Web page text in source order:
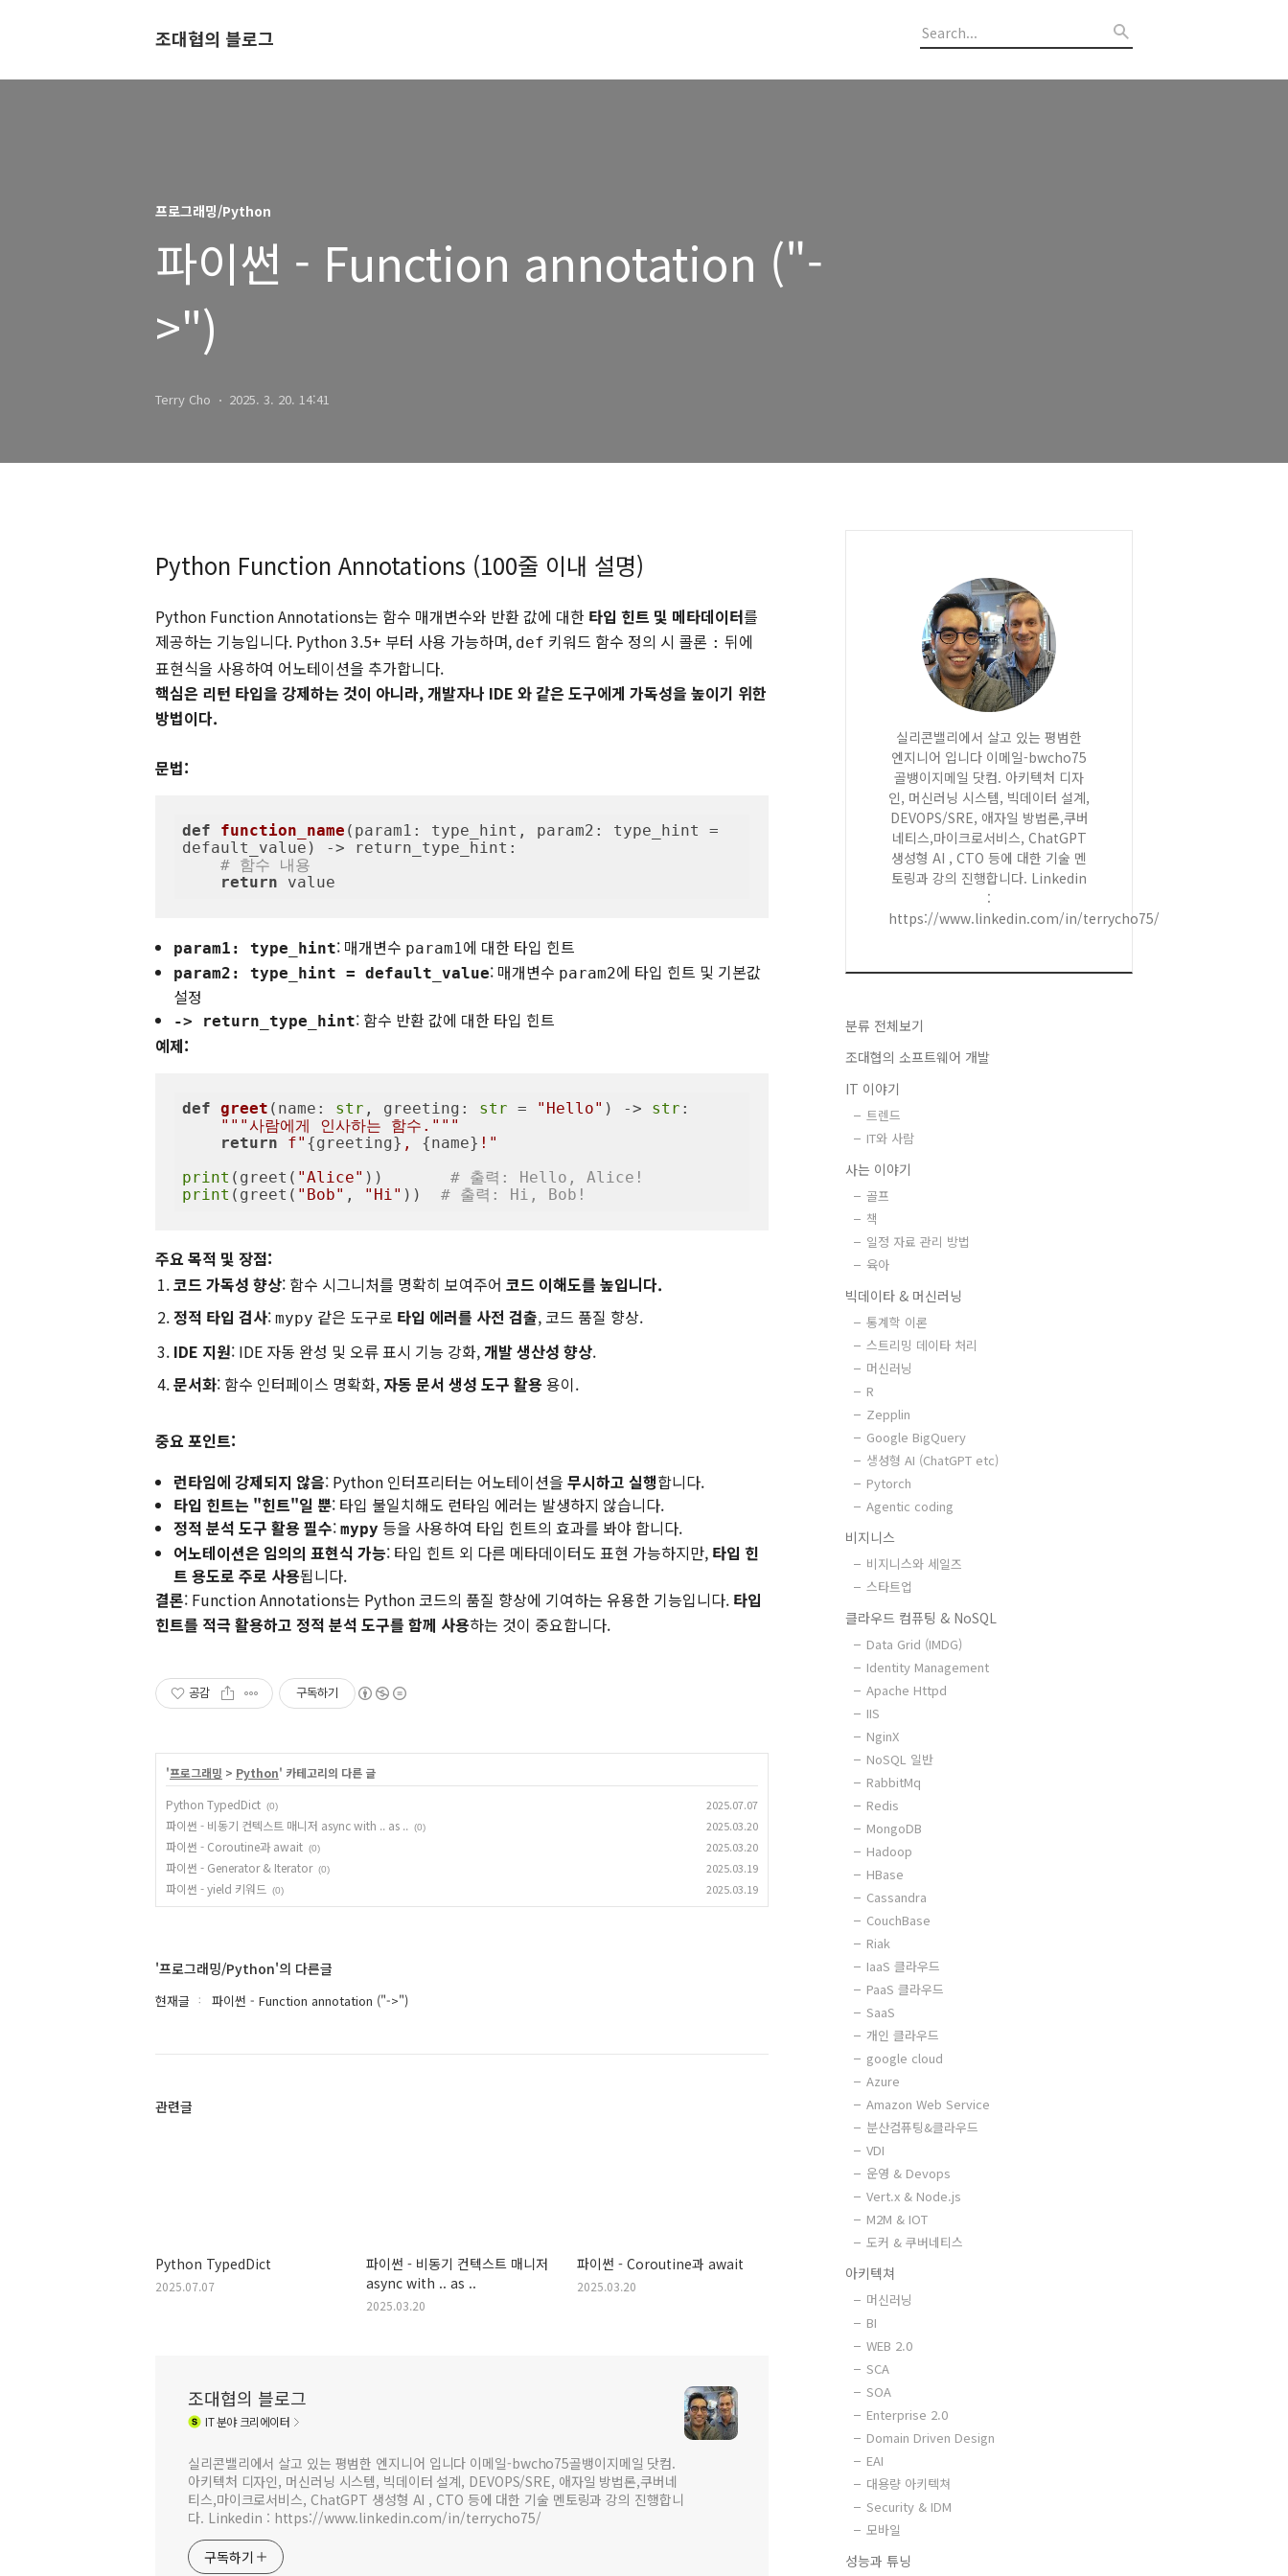
조대협의 블로그
프로그래밍/Python
파이썬 - Function annotation ("-
>")
Terry Cho 2025. 3. 20. 14:41
Python Function Annotations (100줄 이내 설명)
Python Function Annotations는 함수 매개변수와 반환 값에 대한 타입 힌트 및 메타데이터를
제공하는 기능입니다. Python 3.5+ 부터 사용 가능하며, def 키워드 함수 정의 시 콜론 : 뒤에
표현식을 사용하여 어노테이션을 추가합니다.
핵심은 리턴 타입을 강제하는 것이 아니라, 개발자나 IDE 와 같은 도구에게 가독성을 높이기 위한
방법이다.
문법:
def function_name ( param1: type_hint, param2: type_hint =
default_value ) -> return_type_hint:
# 함수 내용
return value
param1: type_hint: 매개변수 param1에 대한 타입 힌트
param2: type_hint = default_value: 매개변수 param2에 타입 힌트 및 기본값
설정
-> return_type_hint: 함수 반환 값에 대한 타입 힌트
예제:
def greet ( name: str , greeting: str = "Hello" ) -> str :
"""사람에게 인사하는 함수."""
return
f" {greeting} , {name} !"
print (greet( "Alice" )) # 출력: Hello, Alice!
print (greet( "Bob" , "Hi" )) # 출력: Hi, Bob!
주요 목적 및 장점:
코드 가독성 향상: 함수 시그니처를 명확히 보여주어 코드 이해도를 높입니다.
정적 타입 검사: mypy 같은 도구로 타입 에러를 사전 검출, 코드 품질 향상.
IDE 지원: IDE 자동 완성 및 오류 표시 기능 강화,개발 생산성 향상.
문서화: 함수 인터페이스 명확화, 자동 문서 생성 도구 활용 용이.
중요 포인트:
런타임에 강제되지 않음: Python 인터프리터는 어노테이션을 무시하고 실행합니다.
타입 힌트는 "힌트"일 뿐: 타입 불일치해도 런타임 에러는 발생하지 않습니다.
정적 분석 도구 활용 필수: mypy 등을 사용하여 타입 힌트의 효과를 봐야 합니다.
어노테이션은 임의의 표현식 가능: 타입 힌트 외 다른 메타데이터도 표현 가능하지만, 타입 힌
트 용도로 주로 사용됩니다.
결론: Function Annotations는 Python 코드의 품질 향상에 기여하는 유용한 기능입니다. 타입
힌트를 적극 활용하고 정적 분석 도구를 함께 사용하는 것이 중요합니다.
공감 구독하기
'프로그래밍 > Python' 카테고리의 다른 글
Python TypedDict (0) 2025.07.07
파이썬 - 비동기 컨텍스트 매니저 async with .. as .. (0) 2025.03.20
파이썬 - Coroutine과 await (0) 2025.03.20
파이썬 - Generator & Iterator (0) 2025.03.19
파이썬 - yield 키워드 (0) 2025.03.19
'프로그래밍/Python'의 다른글
현재글 파이썬 - Function annotation ("->")
관련글
Python TypedDict
2025.07.07
파이썬 - 비동기 컨텍스트 매니저
async with .. as ..
2025.03.20
파이썬 - Coroutine과 await
2025.03.20
조대협의 블로그
IT분야 크리에이터
실리콘밸리에서 살고 있는 평범한 엔지니어 입니다 이메일-bwcho75골뱅이지메일 닷컴.
아키텍처 디자인, 머신러닝 시스템, 빅데이터 설계, DEVOPS/SRE, 애자일 방법론,쿠버네
티스,마이크로서비스, ChatGPT 생성형 AI , CTO 등에 대한 기술 멘토링과 강의 진행합니
다. Linkedin : https://www.linkedin.com/in/terrycho75/
구독하기
실리콘밸리에서 살고 있는 평범한
엔지니어 입니다 이메일-bwcho75
골뱅이지메일 닷컴. 아키텍처 디자
인, 머신러닝 시스템, 빅데이터 설계,
DEVOPS/SRE, 애자일 방법론,쿠버
네티스,마이크로서비스, ChatGPT
생성형 AI , CTO 등에 대한 기술 멘
토링과 강의 진행합니다. Linkedin
:
https://www.linkedin.com/in/terrycho75/
분류 전체보기
조대협의 소프트웨어 개발
IT 이야기
트렌드
IT와 사람
사는 이야기
골프
책
일정 자료 관리 방법
육아
빅데이타 & 머신러닝
통계학 이론
스트리밍 데이타 처리
머신러닝
R
Zepplin
Google BigQuery
생성형 AI (ChatGPT etc)
Pytorch
Agentic coding
비지니스
비지니스와 세일즈
스타트업
클라우드 컴퓨팅 & NoSQL
Data Grid (IMDG)
Identity Management
Apache Httpd
IIS
NginX
NoSQL 일반
RabbitMq
Redis
MongoDB
Hadoop
HBase
Cassandra
CouchBase
Riak
IaaS 클라우드
PaaS 클라우드
SaaS
개인 클라우드
google cloud
Azure
Amazon Web Service
분산컴퓨팅&클라우드
VDI
운영 & Devops
Vert.x & Node.js
M2M & IOT
도커 & 쿠버네티스
아키텍쳐
머신러닝
BI
WEB 2.0
SCA
SOA
Enterprise 2.0
Domain Driven Design
EAI
대용량 아키텍쳐
Security & IDM
모바일
성능과 튜닝